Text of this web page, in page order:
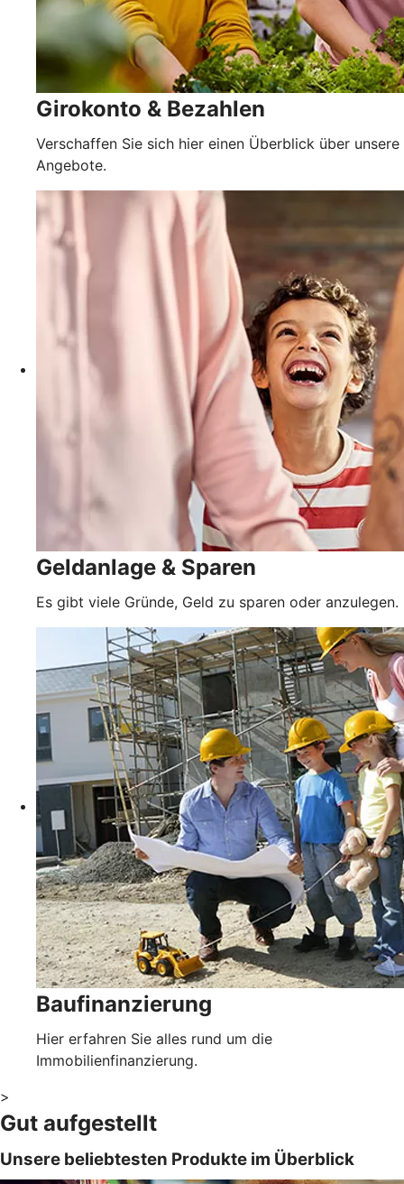
Girokonto & Bezahlen
Verschaffen Sie sich hier einen Überblick über unsere
Angebote.
Geldanlage & Sparen
Es gibt viele Gründe, Geld zu sparen oder anzulegen.
Baufinanzierung
Hier erfahren Sie alles rund um die
Immobilienfinanzierung.
>
Gut aufgestellt
Unsere beliebtesten Produkte im Überblick